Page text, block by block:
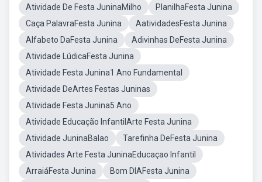
Atividade De Festa JuninaMilho
PlanilhaFesta Junina
Caça PalavraFesta Junina
AatividadesFesta Junina
Alfabeto DaFesta Junina
Adivinhas DeFesta Junina
Atividade LúdicaFesta Junina
Atividade Festa Junina1 Ano Fundamental
Atividade DeArtes Festas Juninas
Atividade Festa Junina5 Ano
Atividade Educação InfantilArte Festa Junina
Atividade JuninaBalao
Tarefinha DeFesta Junina
Atividades Arte Festa JuninaEducaçao Infantil
ArraiáFesta Junina
Bom DIAFesta Junina